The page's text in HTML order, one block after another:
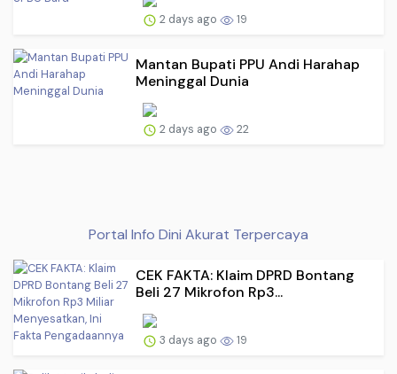
2 days ago 19
Mantan Bupati PPU Andi Harahap
Meninggal Dunia
2 days ago 22
Portal Info Dini Akurat Terpercaya
CEK FAKTA: Klaim DPRD Bontang
Beli 27 Mikrofon Rp3...
3 days ago 19